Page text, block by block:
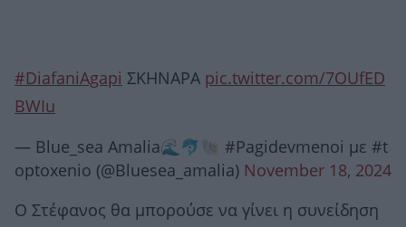
#DiafaniAgapi ΣΚΗΝΑΡΑ pic.twitter.com/7OUfED
BWIu
— Blue_sea Amalia🌊🐬🐚 #Pagidevmenoi με #t
optoxenio (@Bluesea_amalia) November 18, 2024
Ο Στέφανος θα μπορούσε να γίνει η συνείδηση